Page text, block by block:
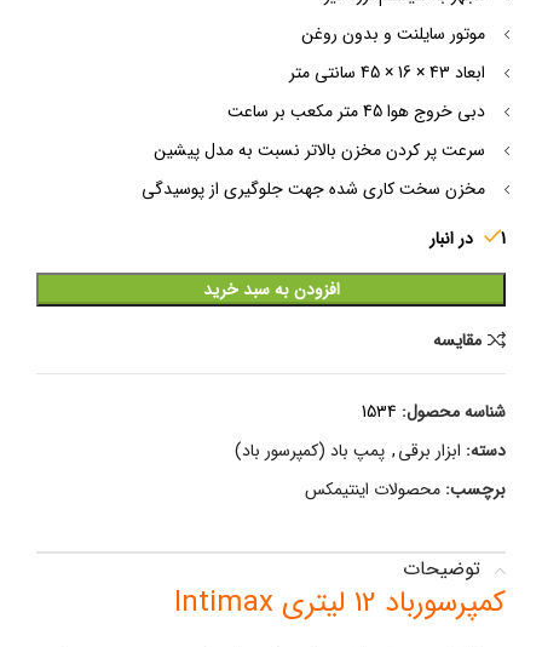
موتور سایلنت و بدون روغن
ابعاد 43 × 16 × 45 سانتی متر
دبی خروج هوا 45 متر مکعب بر ساعت
سرعت پر کردن مخزن بالاتر نسبت به مدل پیشین
مخزن سخت کاری شده جهت جلوگیری از پوسیدگی
1 در انبار
افزودن به سبد خرید
مقایسه
شناسه محصول: 1534
دسته: ابزار برقی, پمپ باد (کمپرسور باد)
برچسب: محصولات اینتیمکس
توضیحات
کمپرسورباد 12 لیتری Intimax